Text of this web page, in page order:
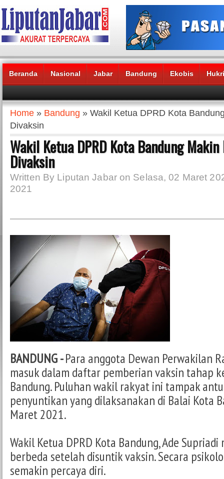
Beranda Nasional Jabar Bandung Ekobis
Headlines News :
Home » Bandung » Wakil Ketua DPRD Kota
Divaksin
Wakil Ketua DPRD Kota Bandung Makin
Divaksin
Written By Liputan Jabar on Selasa, 02 Maret
2021
BANDUNG -Para anggota Dewan Perwakilan
masuk dalam daftar pemberian vaksin tahap
Bandung. Puluhan wakil rakyat ini tampak
penyuntikan yang dilaksanakan di Balai Kota
Maret 2021.
Wakil Ketua DPRD Kota Bandung, Ade
berbeda setelah disuntik vaksin. Secara
semakin percaya diri.